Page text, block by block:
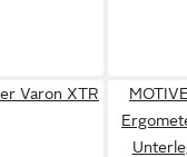
Varon XTR